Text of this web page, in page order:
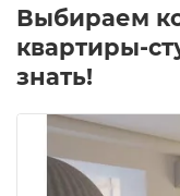
Выбираем
квартиры-
знать!